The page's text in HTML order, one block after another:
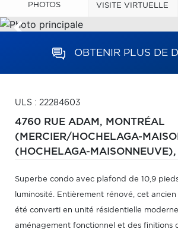
PHOTOS VISITE VIRTUELLE
OBTENIR PLUS DE
ULS : 22284603
4760 RUE ADAM, MONTRÉAL
(MERCIER/HOCHELAGA-
(HOCHELAGA-MAISONNEUVE),
Superbe condo avec plafond de 10,9
luminosité. Entièrement rénové, cet
été converti en unité résidentielle
aménagement fonctionnel et des finitions